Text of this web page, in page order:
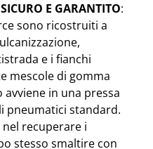
E GARANTITO:
sono ricostruiti a
e i fianchi
mescole di gomma
in una pressa
pneumatici standard.
recuperare i
stesso smaltire con